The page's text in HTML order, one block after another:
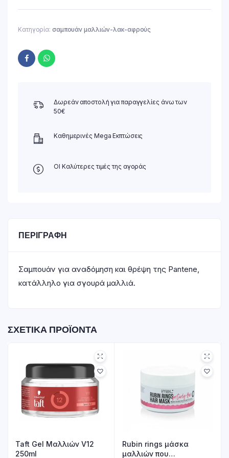
Κατηγορία: σαμπουάν μαλλιών-λακ-αφρούς
Δωρεάν αποστολή για παραγγελίες άνω των
50€
Καθημερινές Mega Εκπτώσεις
ΟΙ Καλύτερες τιμές της αγοράς
ΠΕΡΙΓΡΑΦΉ
Σαμπουάν για αναδόμηση και θρέψη της Pantene,
κατάλληλο για σγουρά μαλλιά.
ΣΧΕΤΙΚΆ ΠΡΟΪΌΝΤΑ
Taft Gel Μαλλιών V12
250ml
Rubin rings μάσκα
μαλλιών που